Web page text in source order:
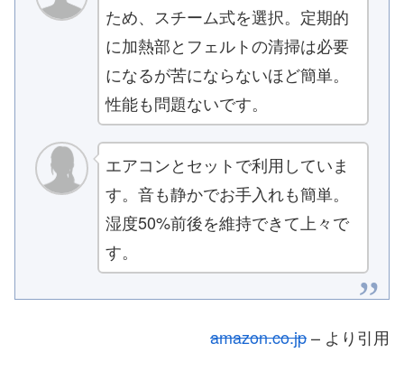
ため、スチーム式を選択。定期的
に加熱部とフェルトの清掃は必要
になるが苦にならないほど簡単。
性能も問題ないです。
エアコンとセットで利用していま
す。音も静かでお手入れも簡単。
湿度50%前後を維持できて上々で
す。
amazon.co.jp– より引用